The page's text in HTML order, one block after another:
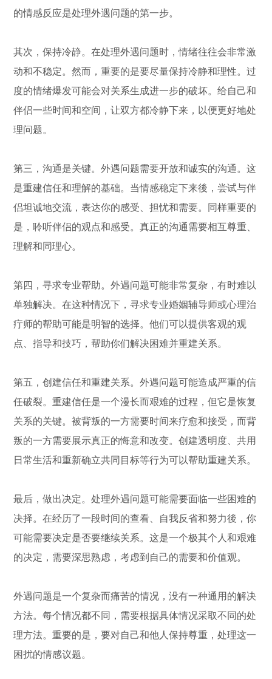
的情感反应是处理外遇问题的第一步。
其次，保持冷静。在处理外遇问题时，情绪往往会非常激
动和不稳定。然而，重要的是要尽量保持冷静和理性。过
度的情绪爆发可能会对关系生成进一步的破坏。给自己和
伴侣一些时间和空间，让双方都冷静下来，以便更好地处
理问题。
第三，沟通是关键。外遇问题需要开放和诚实的沟通。这
是重建信任和理解的基础。当情感稳定下来後，尝试与伴
侣坦诚地交流，表达你的感受、担忧和需要。同样重要的
是，聆听伴侣的观点和感受。真正的沟通需要相互尊重、
理解和同理心。
第四，寻求专业帮助。外遇问题可能非常复杂，有时难以
单独解决。在这种情况下，寻求专业婚姻辅导师或心理治
疔师的帮助可能是明智的选择。他们可以提供客观的观
点、指导和技巧，帮助你们解决困难并重建关系。
第五，创建信任和重建关系。外遇问题可能造成严重的信
任破裂。重建信任是一个漫长而艰难的过程，但它是恢复
关系的关键。被背叛的一方需要时间来疗愈和接受，而背
叛的一方需要展示真正的悔意和改变。创建透明度、共用
日常生活和重新确立共同目标等行为可以帮助重建关系。
最后，做出决定。处理外遇问题可能需要面临一些困难的
决择。在经历了一段时间的查看、自我反省和努力後，你
可能需要决定是否要继续关系。这是一个极其个人和艰难
的决定，需要深思熟虑，考虑到自己的需要和价值观。
外遇问题是一个复杂而痛苦的情况，没有一种通用的解决
方法。每个情况都不同，需要根据具体情况采取不同的处
理方法。重要的是，要对自己和他人保持尊重，处理这一
困扰的情感议题。